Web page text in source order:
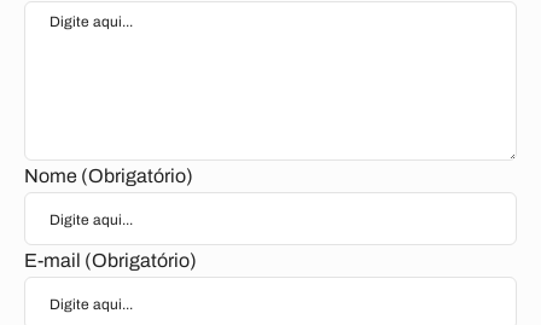
Nome (Obrigatório)
E-mail (Obrigatório)